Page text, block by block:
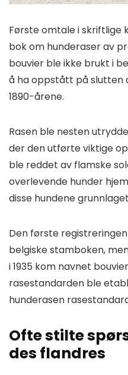
Første omtale i skriftlige
bok om hunderaser av
bouvier ble ikke brukt i
å ha oppstått på slutten
1890-årene.
Rasen ble nesten
der den utførte viktige
ble reddet av flamske
overlevende hunder
disse hundene
Den første registreringen
belgiske stamboken,
i 1935 kom navnet
rasestandarden ble
hunderasen
Ofte stilte
des flandres